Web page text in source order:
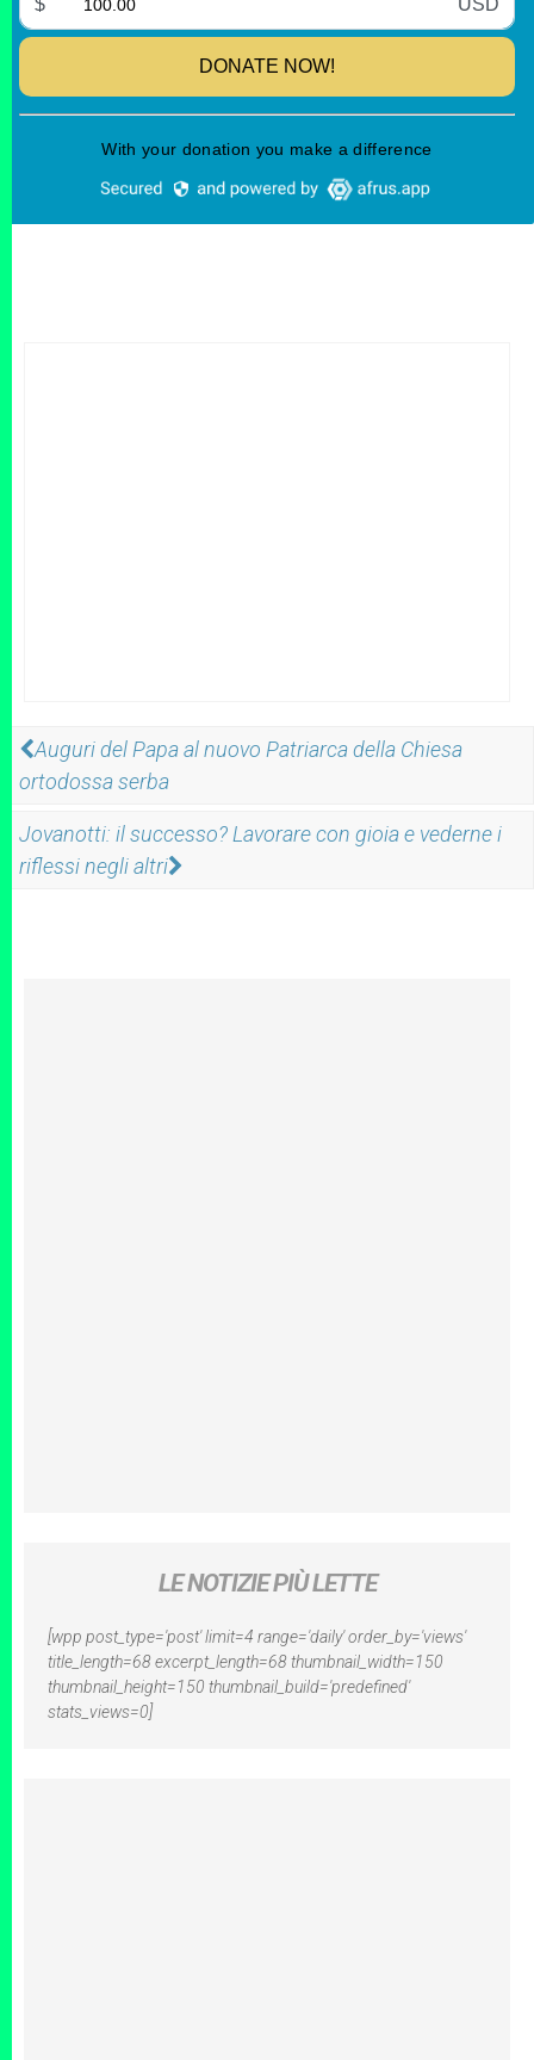
Auguri del Papa al nuovo Patriarca della Chiesa
ortodossa serba
Jovanotti: il successo? Lavorare con gioia e vederne i
riflessi negli altri
LE NOTIZIE PIÙ LETTE
[wpp post_type='post' limit=4 range='daily' order_by='views'
title_length=68 excerpt_length=68 thumbnail_width=150
thumbnail_height=150 thumbnail_build='predefined'
stats_views=0]